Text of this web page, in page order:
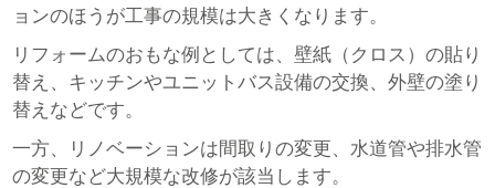
ョンのほうが工事の規模は大きくなります。
リフォームのおもな例としては、壁紙（クロス）の貼り
替え、キッチンやユニットバス設備の交換、外壁の塗り
替えなどです。
一方、リノベーションは間取りの変更、水道管や排水管
の変更など大規模な改修が該当します。